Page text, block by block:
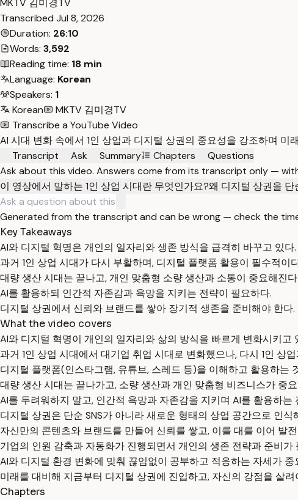
MKTV 김미경TV
Transcribed Jul 8, 2026
Duration: 26:10
Words: 3,592
Reading time: 18 min
Language: Korean
Speakers: 1
Korean
MKTV 김미경TV
Transcribe a YouTube Video
AI 시대 변화 속에서 1인 상업과 디지털 상권의 중요성을 강조하며 미
Transcript
Ask Summary Chapters
Questions
Ask about this video. Answers come from its transcript only —
이 영상에서 말하는 1인 상업 시대란 무엇인가요?왜 디지털 상권을 단
Generated from the transcript and can be wrong — check the
Key Takeaways
AI와 디지털 혁명은 개인의 일자리와 생존 방식을 급격히 바꾸고 있다.
과거 1인 상업 시대가 다시 부활하며, 디지털 플랫폼 활용이 필수적이
대량 생산 시대는 끝나고, 개인 맞춤형 소량 생산과 소통이 중요해진다.
AI를 활용하되 인간적 자존감과 욕망을 지키는 전략이 필요하다.
디지털 상권에서 신뢰와 브랜드를 쌓아 장기적 생존을 준비해야 한다.
What the video covers
AI와 디지털 혁명이 개인의 일자리와 삶의 방식을 빠르게 변화시키고
과거 1인 상업 시대에서 대기업 취업 시대로 변화했으나, 다시 1인 상
디지털 플랫폼(인스타그램, 유튜브, 스레드 등)을 이해하고 활용하는
대량 생산 시대는 끝나가고, 소량 생산과 개인 맞춤형 비즈니스가 중
AI를 두려워하지 말고, 인간적 욕망과 자존감을 지키며 AI를 활용하는
디지털 상권은 단순 SNS가 아니라 새로운 형태의 상업 공간으로 인식
자신만의 콘텐츠와 브랜드를 만들어 신뢰를 쌓고, 이를 대를 이어 발
기업의 인원 감축과 자동화가 진행되면서 개인의 생존 전략과 준비가
AI와 디지털 환경 변화에 맞춰 끊임없이 공부하고 적응하는 자세가 중
미래를 대비해 지금부터 디지털 상권에 진입하고, 자신의 강점을 살려
Chapters